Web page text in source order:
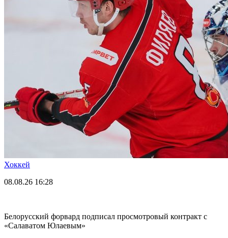
Хоккей
08.08.26 16:28
Белорусский форвард подписал просмотровый контракт с
«Салаватом Юлаевым»